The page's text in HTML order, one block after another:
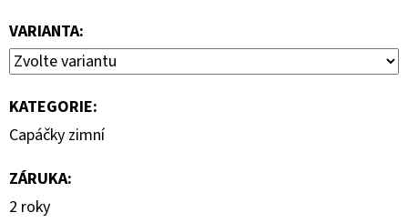
VARIANTA:
KATEGORIE:
Capáčky zimní
ZÁRUKA:
2 roky